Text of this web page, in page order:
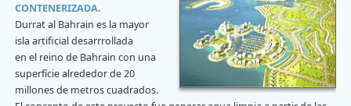
CONTENERIZADA.
Durrat al Bahrain es la mayor
isla artificial desarrrollada
en el reino de Bahrain con una
superfície alrededor de 20
millones de metros cuadrados.